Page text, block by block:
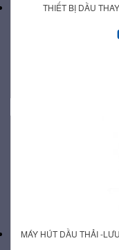
THIẾT BỊ DẦU
MÁY HÚT DẦU THẢI -